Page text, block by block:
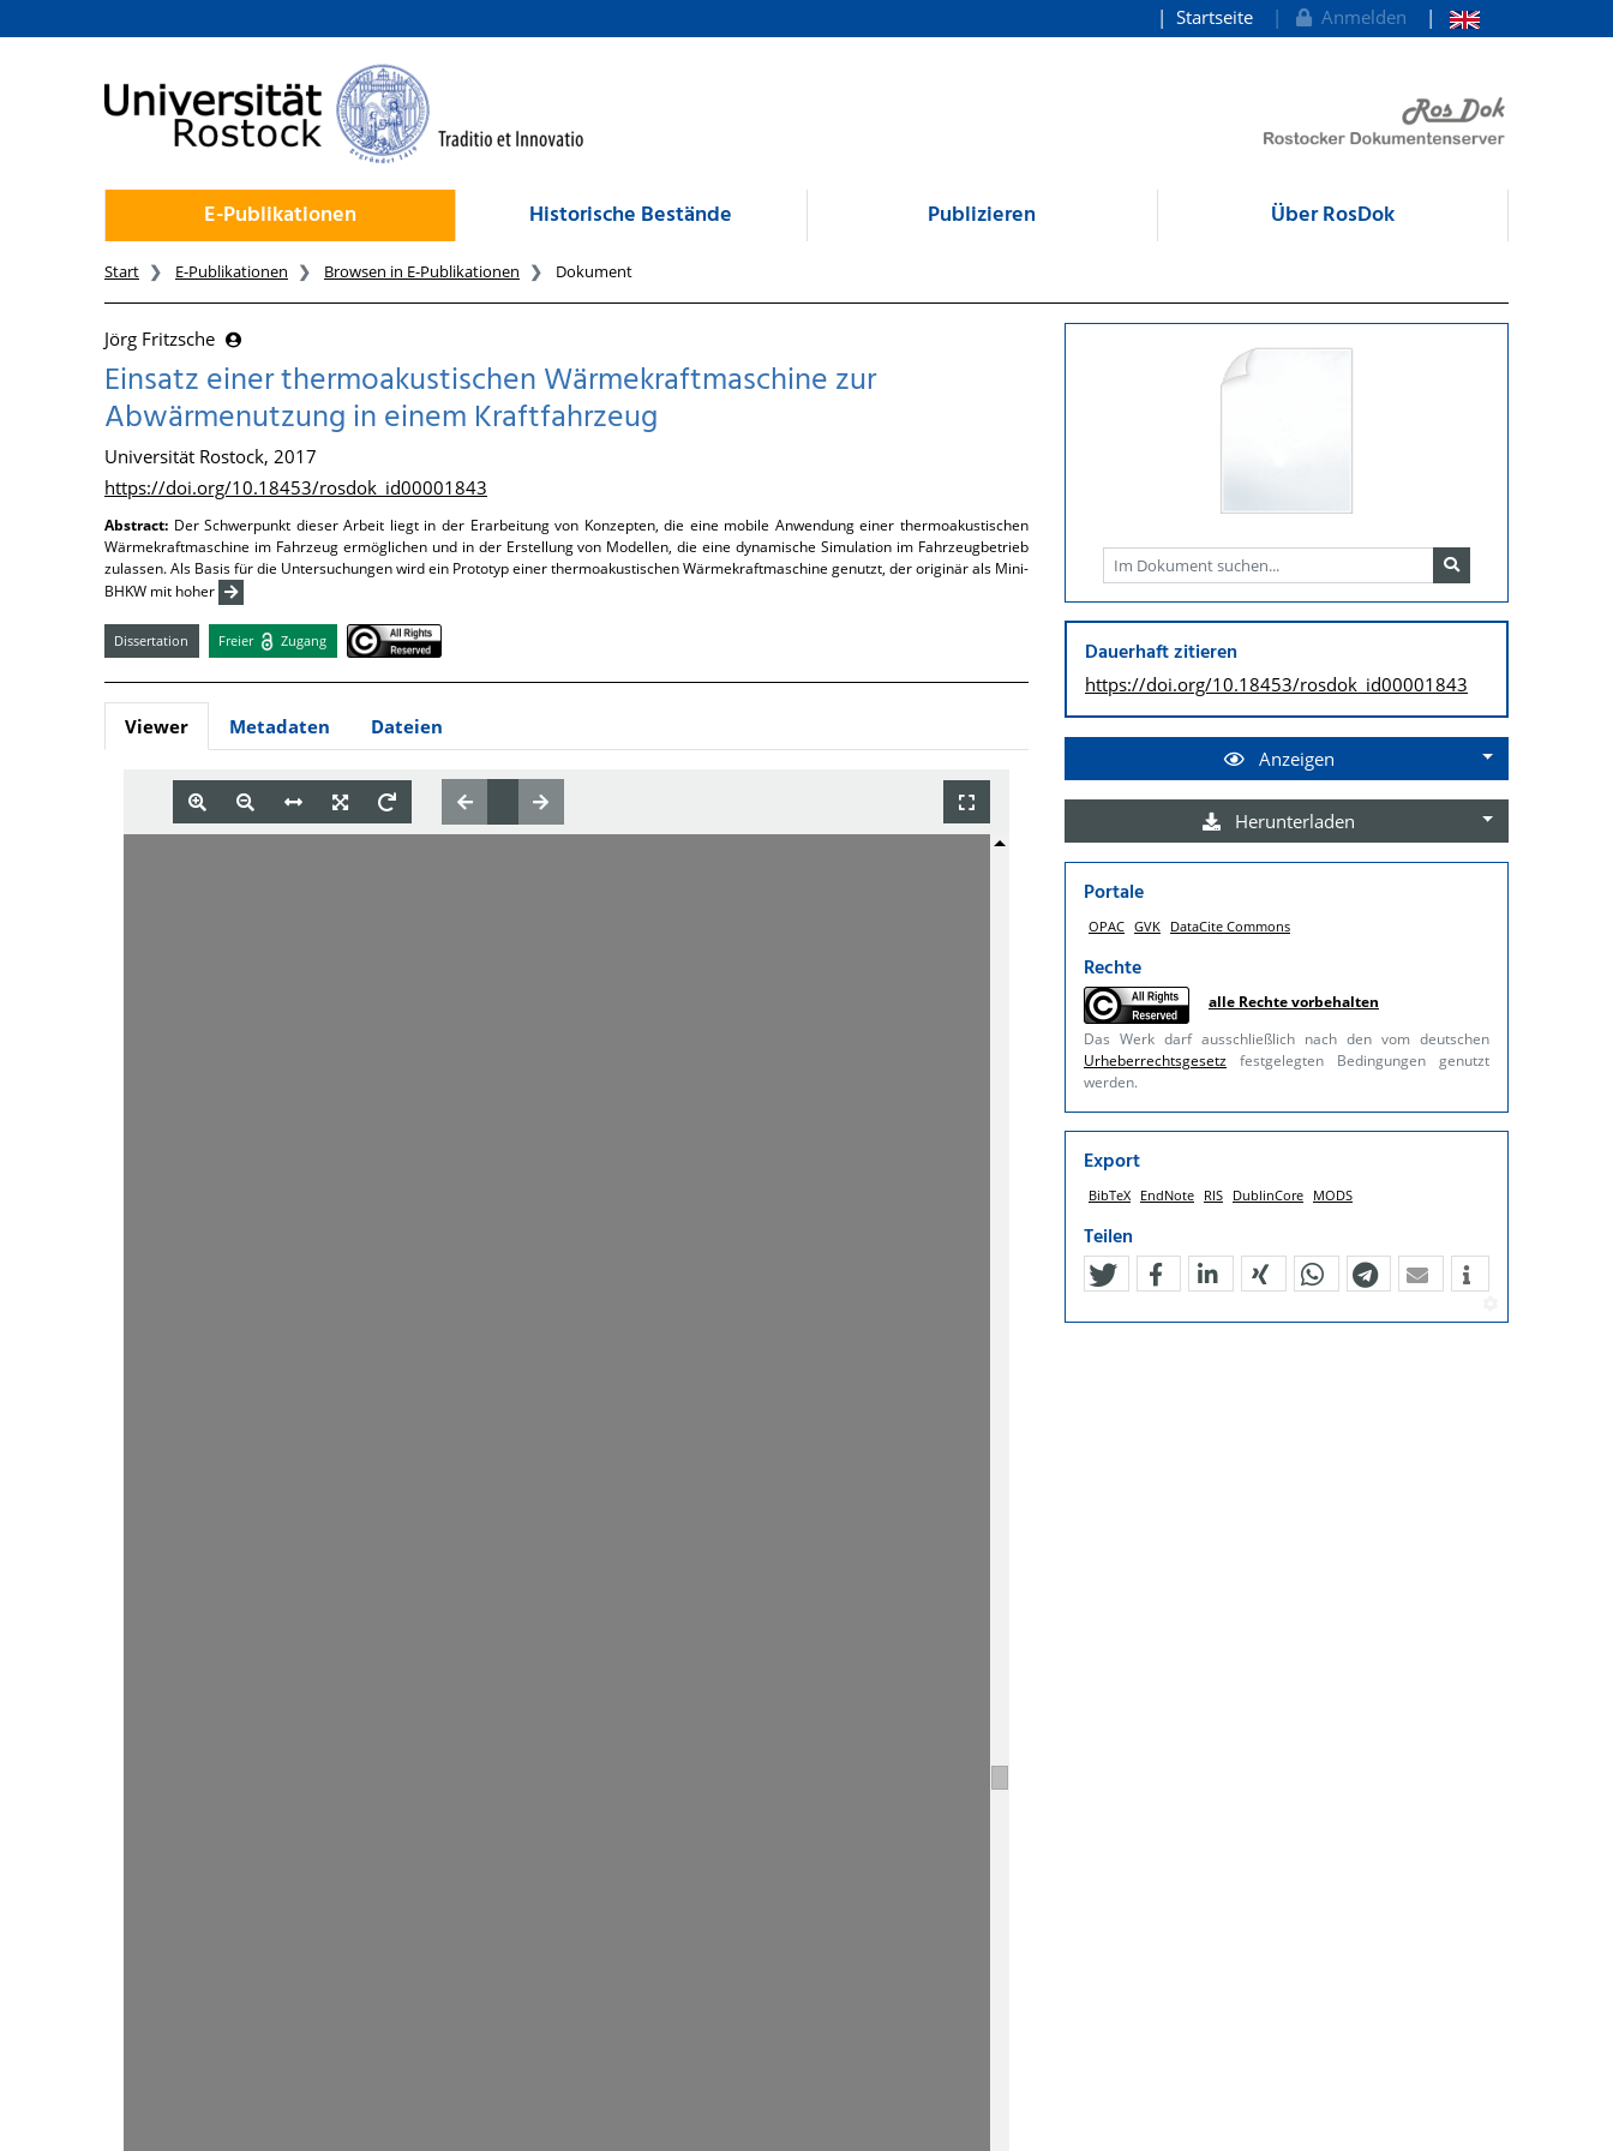
zum Inhalt
Startseite Anmelden
E-Publikationen Historische Bestände Publizieren Über RosDok
Start E-Publikationen Browsen in E-Publikationen Dokument
Jörg Fritzsche
Einsatz einer thermoakustischen Wärmekraftmaschine zur
Abwärmenutzung in einem Kraftfahrzeug
Universität Rostock, 2017
https://doi.org/10.18453/rosdok_id00001843
Abstract: Der Schwerpunkt dieser Arbeit liegt in der Erarbeitung von Konzepten, die eine mobile Anwendung einer thermoakustischen
Wärmekraftmaschine im Fahrzeug ermöglichen und in der Erstellung von Modellen, die eine dynamische Simulation im Fahrzeugbetrieb
zulassen. Als Basis für die Untersuchungen wird ein Prototyp einer thermoakustischen Wärmekraftmaschine genutzt, der originär als Mini-
BHKW mit hoher
Dissertation Freier Zugang
Viewer Metadaten Dateien
Dauerhaft zitieren
https://doi.org/10.18453/rosdok_id00001843
Anzeigen
Herunterladen
Portale
OPAC GVK DataCite Commons
Rechte
alle Rechte vorbehalten
Das Werk darf ausschließlich nach den vom deutschen
Urheberrechtsgesetz festgelegten Bedingungen genutzt
werden.
Export
BibTeX EndNote RIS DublinCore MODS
Teilen